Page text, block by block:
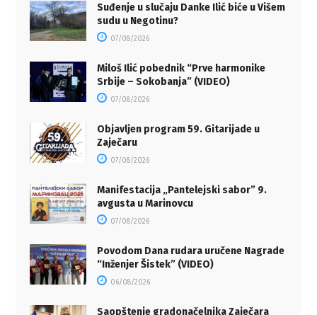
Suđenje u slučaju Danke Ilić biće u Višem
sudu u Negotinu?
07/08/2026
Miloš Ilić pobednik “Prve harmonike
Srbije – Sokobanja” (VIDEO)
07/08/2026
Objavljen program 59. Gitarijade u
Zaječaru
07/08/2026
Manifestacija „Pantelejski sabor” 9.
avgusta u Marinovcu
07/08/2026
Povodom Dana rudara uručene Nagrade
“Inženjer Šistek” (VIDEO)
06/08/2026
Saopštenje gradonačelnika Zaječara